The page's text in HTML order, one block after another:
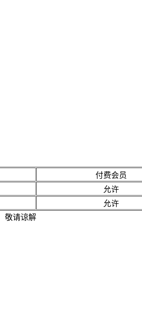
付费会员
允许
允许
敬请谅解